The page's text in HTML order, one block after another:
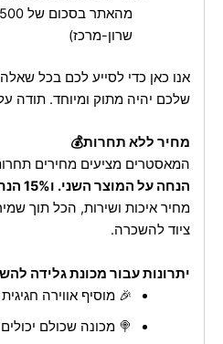
שרון-מרכז)
אנו כאן כדי לסייע לכם בכל
שלכם יהיה מתוק ומיוחד. תודה
מחיר ללא תחרות💰
המאסטרים מציעים מחירים
הנחה על המוצר השני. ו15% הנחה על המוצר השלישי.
מחיר איכות ושירות, הכל תוך
ציוד להשכרה.
יתרונות עבור מכונת גלידה
🎉 מוסיף אווירה
🍭 מכונה שכולם